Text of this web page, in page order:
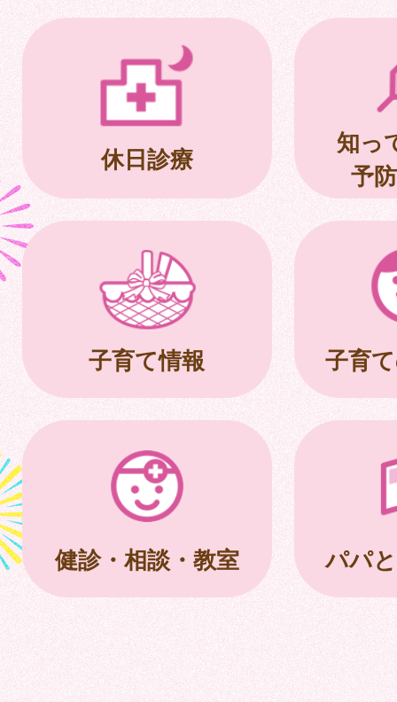
休日診療
知っ
予
子育て情報 子育
健診・相談・教室 パパ